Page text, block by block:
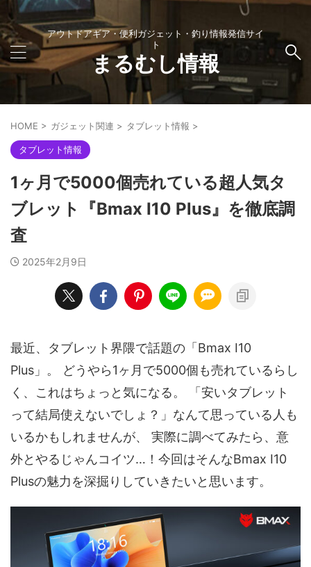
アウトドアギア・便利ガジェット・釣り情報発信サイ
ト
まるむし情報
HOME > ガジェット関連 > タブレット情報 >
タブレット情報
1ヶ月で5000個売れている超人気タ
ブレット『Bmax I10 Plus』を徹底調
査
2025年2月9日
最近、タブレット界隈で話題の「Bmax I10
Plus」。 どうやら1ヶ月で5000個も売れているらし
く、これはちょっと気になる。 「安いタブレット
って結局使えないでしょ？」なんて思っている人も
いるかもしれませんが、 実際に調べてみたら、意
外とやるじゃんコイツ…！今回はそんなBmax I10
Plusの魅力を深掘りしていきたいと思います。